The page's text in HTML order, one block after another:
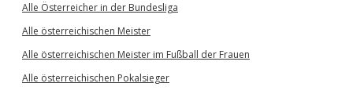
Alle Österreicher in der Bundesliga
Alle österreichischen Meister
Alle österreichischen Meister im Fußball der Frauen
Alle österreichischen Pokalsieger